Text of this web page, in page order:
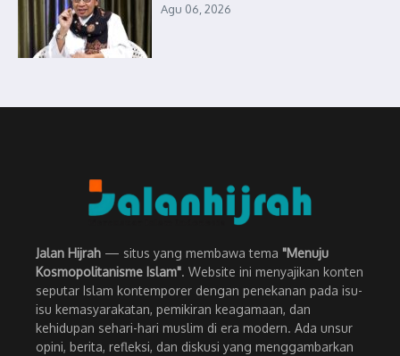
Agu 06, 2026
Jalan Hijrah — situs yang membawa tema "Menuju
Kosmopolitanisme Islam". Website ini menyajikan konten
seputar Islam kontemporer dengan penekanan pada isu-
isu kemasyarakatan, pemikiran keagamaan, dan
kehidupan sehari-hari muslim di era modern. Ada unsur
opini, berita, refleksi, dan diskusi yang menggambarkan